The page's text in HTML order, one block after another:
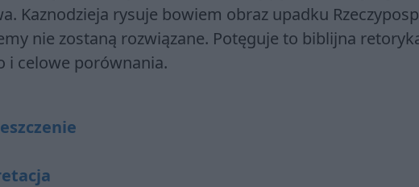
Kaznodzieja rysuje bowiem obraz upadku
nie zostaną rozwiązane. Potęguje to biblijna
i celowe porównania.